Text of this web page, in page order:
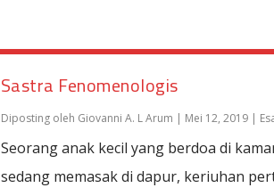
Sastra Fenomenologis
Diposting oleh Giovanni A. L Arum | Mei 12, 2019|
Seorang anak kecil yang berdoa di
sedang memasak di dapur, keriuhan